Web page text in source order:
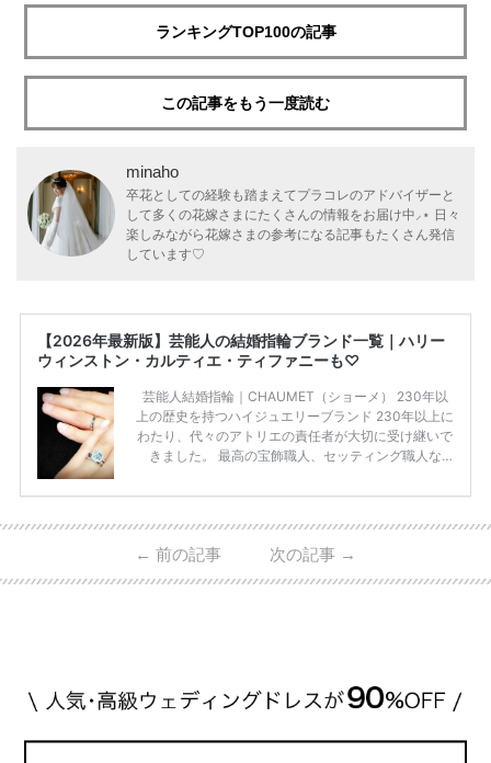
ランキングTOP100の記事
この記事をもう一度読む
minaho
卒花としての経験も踏まえてプラコレのアドバイザーと
して多くの花嫁さまにたくさんの情報をお届け中⸝⋆ 日々
楽しみながら花嫁さまの参考になる記事もたくさん発信
しています♡
【2026年最新版】芸能人の結婚指輪ブランド一覧｜ハリー
ウィンストン・カルティエ・ティファニーも♡
芸能人結婚指輪｜CHAUMET（ショーメ） 230年以
上の歴史を持つハイジュエリーブランド 230年以上に
わたり、代々のアトリエの責任者が大切に受け継いで
きました。 最高の宝飾職人、セッティング職人な
高品質の宝石を扱っています。 至高のデザインと品
ん・魔裟斗さんの婚約指輪 魔裟斗さんが矢沢さんに
贈られた指輪は1カラットのものです。 ショーメの価
← 前の記事 次の記事 →